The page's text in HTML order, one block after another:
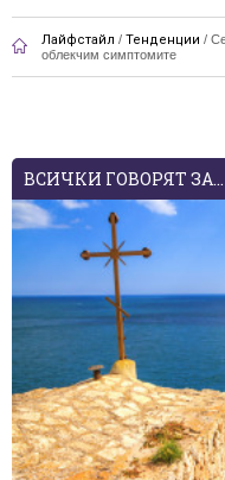
Лайфстайл / Тенденции /
облекчим симптомите
ВСИЧКИ ГОВОРЯТ ЗА...